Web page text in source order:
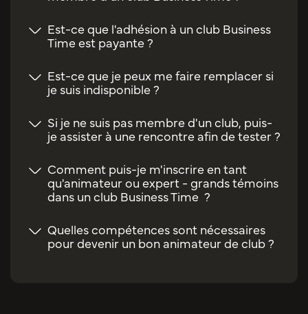
Est-ce que l'adhésion à un club Business
Time est payante ?
Est-ce que je peux me faire remplacer si
je suis indisponible ?
Si je ne suis pas membre d'un club, puis-
je assister à une rencontre afin de tester ?
Comment puis-je m'inscrire en tant
qu'animateur ou expert - grands témoins
dans un club Business Time ?
Quelles compétences sont nécessaires
pour devenir un bon animateur de club ?